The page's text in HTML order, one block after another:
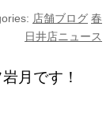
店舗ブログ 春
日井店ニュース
月です！